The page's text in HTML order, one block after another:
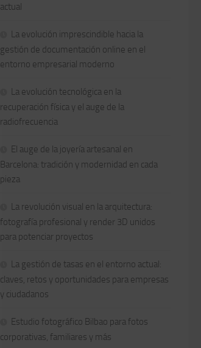
actual
La evolución imprescindible hacia la
gestión de documentación online en el
entorno empresarial moderno
La evolución tecnológica en la
recuperación física y el auge de la
radiofrecuencia
El auge de la joyería artesanal en
Barcelona: tradición y modernidad en cada
pieza
La revolución visual en la arquitectura:
fotografía profesional y render 3D unidos
para potenciar proyectos
La gestión de tasas en el entorno actual:
claves, retos y oportunidades para empresas
y ciudadanos
Estudio fotográfico Bilbao para fotos
corporativas, familiares y más